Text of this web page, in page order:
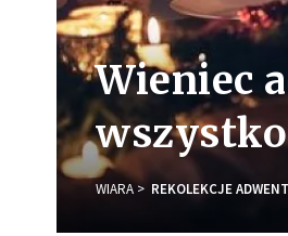
Wieniec
WIARA REKOLEKCJE